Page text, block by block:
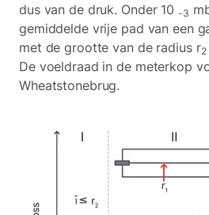
dus van de druk. Onder 10 -3
gemiddelde vrije pad van een
met de grootte van de radius r2
De voeldraad in de meterkop
Wheatstonebrug.